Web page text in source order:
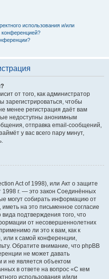
использования и/или
конференцией?
от того, как администратор
чтобы
менее регистрация даёт вам
недоступны анонимным
отправка email-сообщений,
у вас всего пару минут,
Act of 1998), или Акт о защите
1998 г. — это закон Соединённых
могут собирать информацию от
на это письменное согласие
подтверждения того, что
от несовершеннолетних
ли это к вам, как к
или к самой конференции,
Обратите внимание, что phpBB
не может давать
не является объектом
в ответе на вопрос «С кем
использования и/или